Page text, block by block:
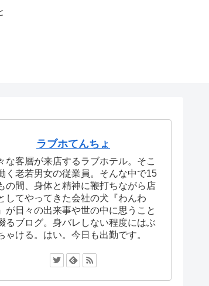
ラブホてんちょ
な客層が来店するラブホテル。そこ
く老若男女の従業員。そんな中で15
の間、身体と精神に鞭打ちながら店
してやってきた会社の犬『わんわ
が日々の出来事や世の中に思うこと
るブログ。身バレしない程度にはぶ
ゃける。はい。今日も出勤です。